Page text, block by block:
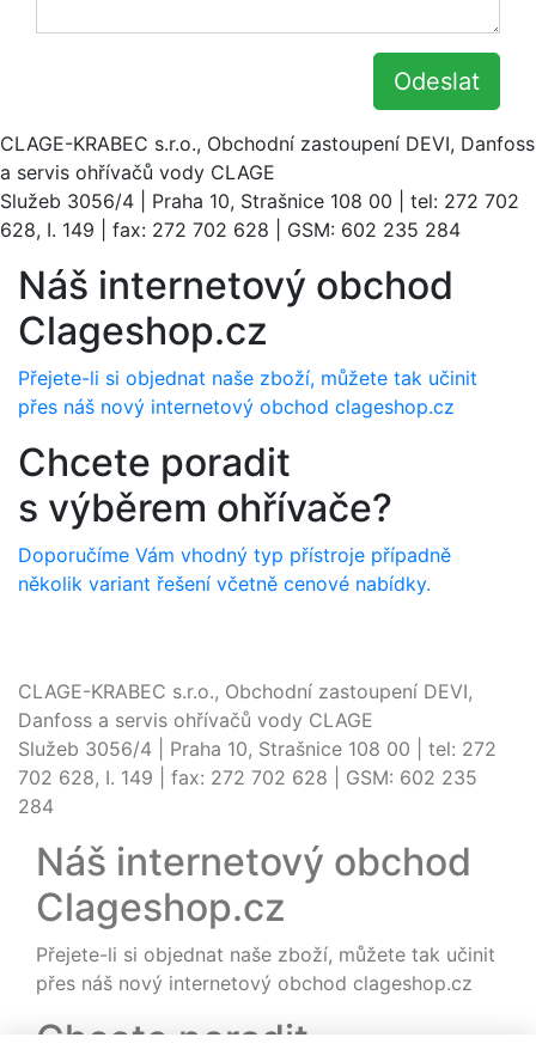
Odeslat
CLAGE-KRABEC s.r.o., Obchodní zastoupení DEVI, Danfoss
a servis ohřívačů vody CLAGE
Služeb 3056/4 | Praha 10, Strašnice 108 00 | tel: 272 702
628, I. 149 | fax: 272 702 628 | GSM: 602 235 284
Náš internetový obchod
Clageshop.cz
Přejete-li si objednat naše zboží, můžete tak učinit
přes náš nový internetový obchod clageshop.cz
Chcete poradit
s výběrem ohřívače?
Doporučíme Vám vhodný typ přístroje případně
několik variant řešení včetně cenové nabídky.
CLAGE-KRABEC s.r.o., Obchodní zastoupení DEVI,
Danfoss a servis ohřívačů vody CLAGE
Služeb 3056/4 | Praha 10, Strašnice 108 00 | tel: 272
702 628, I. 149 | fax: 272 702 628 | GSM: 602 235
284
Náš internetový obchod
Clageshop.cz
Přejete-li si objednat naše zboží, můžete tak učinit
přes náš nový internetový obchod clageshop.cz
Chcete poradit